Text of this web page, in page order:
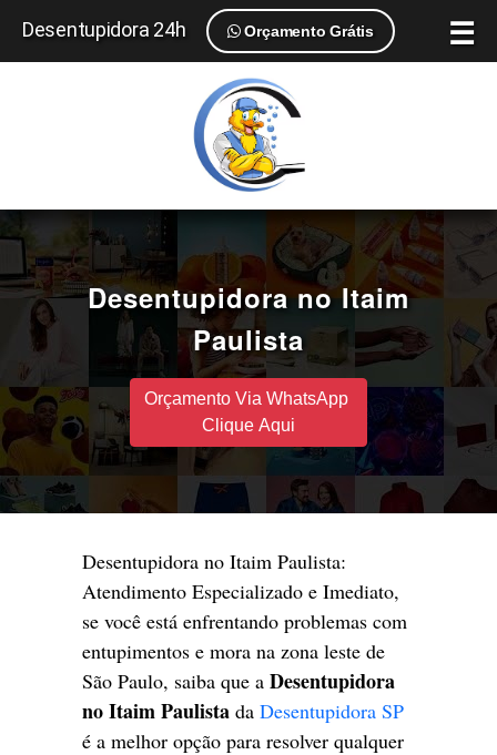
☰
Desentupidora 24h Orçamento Grátis
Desentupidora no Itaim
Paulista
Orçamento Via WhatsApp
Clique Aqui
Desentupidora no Itaim Paulista:
Atendimento Especializado e Imediato,
se você está enfrentando problemas com
entupimentos e mora na zona leste de
São Paulo, saiba que a Desentupidora
no Itaim Paulista da Desentupidora SP
é a melhor opção para resolver qualquer